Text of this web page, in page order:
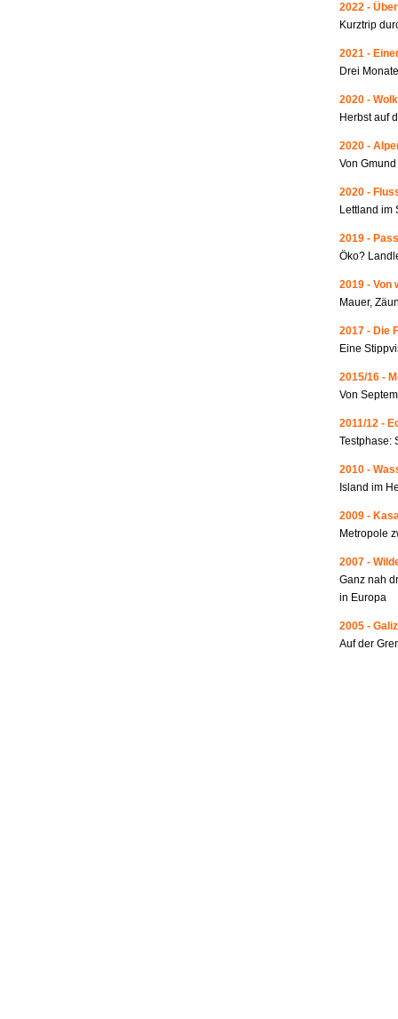
2022 -
Kurztrip
2021 -
Drei
2020 -
Herbst auf
2020 -
Von
2020 -
Lettland im
2019 -
Öko?
2019 - Von
Mauer,
2017 - Die
Eine
2015/16 -
Von
2011/12 -
Testphase:
2010 -
Island im
2009 -
Metropole
2007 -
Ganz nah
in Europa
2005 -
Auf der